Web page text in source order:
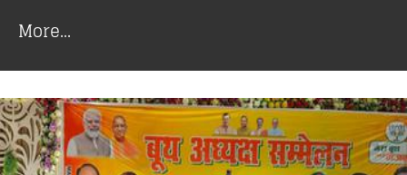
More...